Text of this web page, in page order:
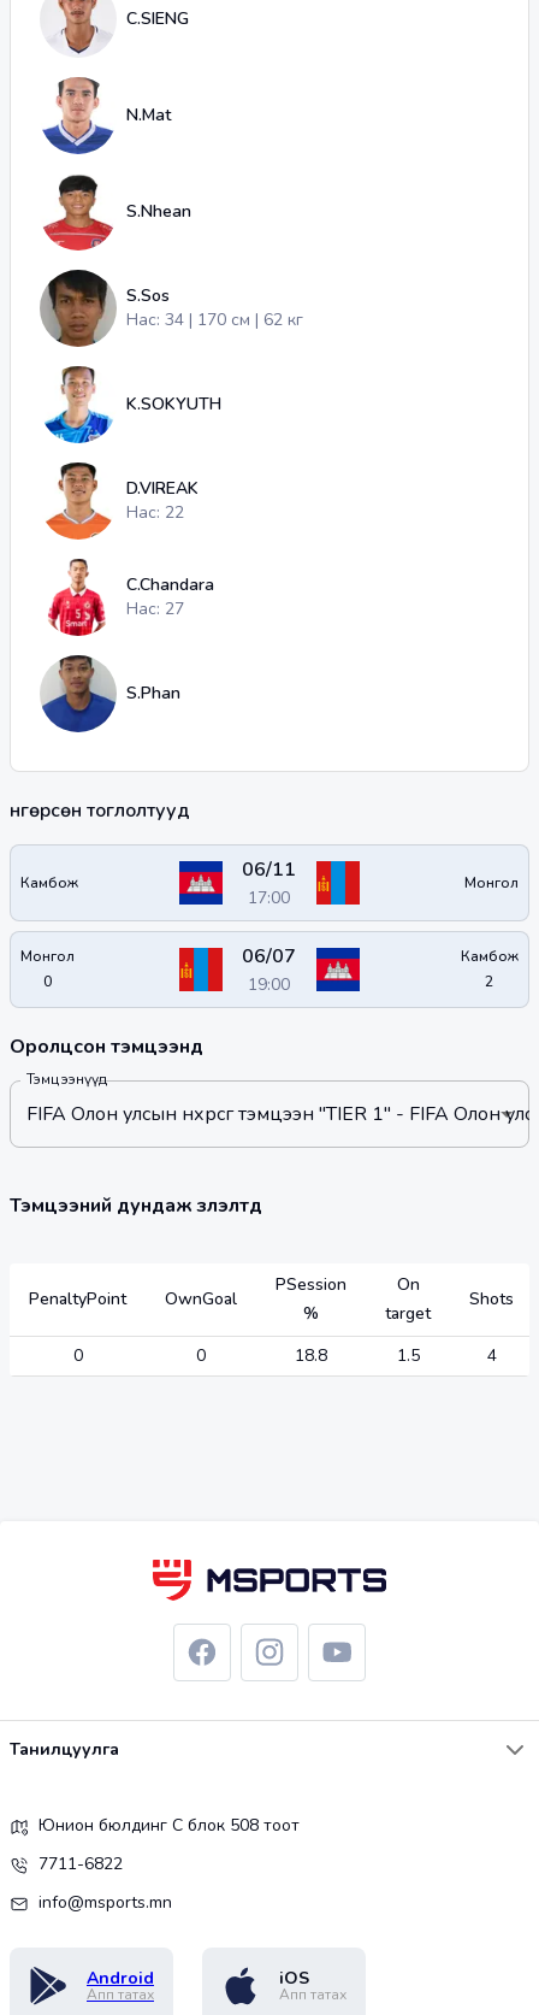
C.SIENG
N.Mat
S.Nhean
S.Sos
Нас: 34 | 170 см | 62 кг
K.SOKYUTH
D.VIREAK
Нас: 22
C.Chandara
Нас: 27
S.Phan
Өнгөрсөн тоглолтууд
Камбож 06/11
17:00
Монгол
Монгол
0
06/07
19:00
Камбож
2
Оролцсон тэмцээнүүд
Тэмцээнүүд
FIFA Олон улсын нөхөрсөг тэмцээн "TIER 1" - FIFA Олон
Тэмцээний дундаж үзүүлэлтүүд
PenaltyPoint OwnGoal
PSession
%
On
target
Shots
0 0 18.8 1.5 4
Танилцуулга
Юнион бюлдинг С блок 508 тоот
7711-6822
info@msports.mn
Android
Апп татах
iOS
Апп татах